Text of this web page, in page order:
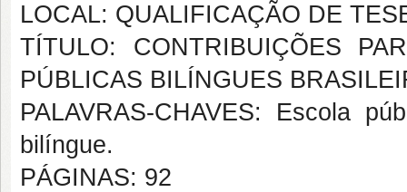
LOCAL: QUALIFICAÇÃO DE
TÍTULO: CONTRIBUIÇÕES
PÚBLICAS BILÍNGUES
PALAVRAS-CHAVES: Escola
bilíngue.
PÁGINAS: 92